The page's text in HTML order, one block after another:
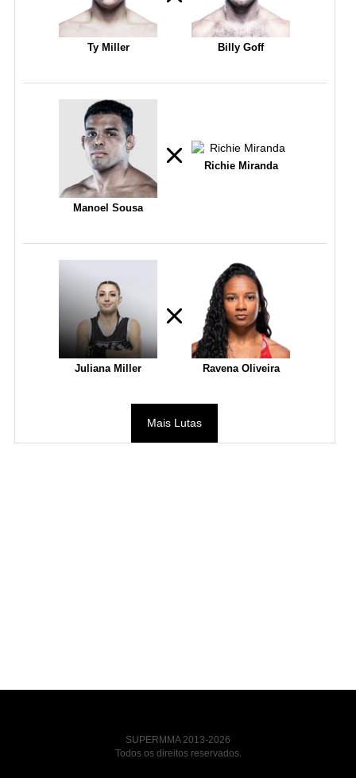
Ty Miller Billy Goff
Manoel Sousa
Richie Miranda
Juliana Miller Ravena Oliveira
Mais Lutas
SUPERMMA 2013-2026
Todos os direitos reservados.